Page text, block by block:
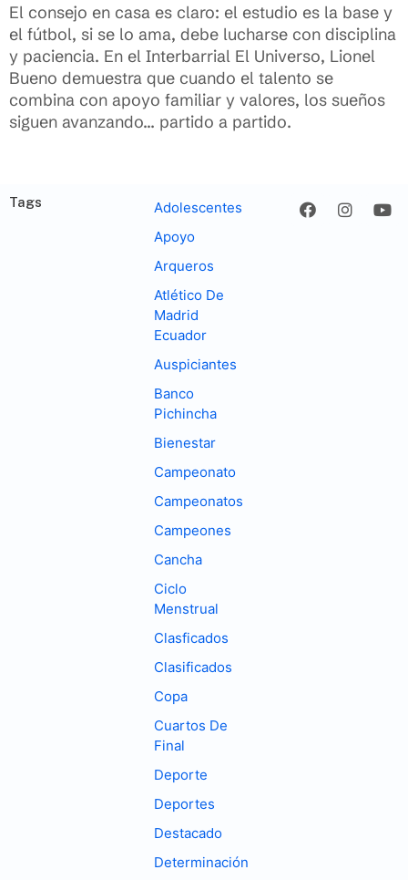
El consejo en casa es claro: el estudio es la base y
el fútbol, si se lo ama, debe lucharse con disciplina
y paciencia. En el Interbarrial El Universo, Lionel
Bueno demuestra que cuando el talento se
combina con apoyo familiar y valores, los sueños
siguen avanzando… partido a partido.
Tags
Adolescentes
Apoyo
Arqueros
Atlético De
Madrid
Ecuador
Auspiciantes
Banco
Pichincha
Bienestar
Campeonato
Campeonatos
Campeones
Cancha
Ciclo
Menstrual
Clasficados
Clasificados
Copa
Cuartos De
Final
Deporte
Deportes
Destacado
Determinación